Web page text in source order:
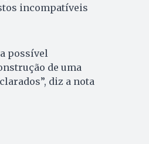
incompatíveis
possível
de uma
diz a nota